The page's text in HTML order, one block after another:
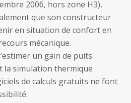
2006, hors zone H3),
que son constructeur
en situation de confort en
mécanique.
un gain de puits
la simulation thermique
de calculs gratuits ne font